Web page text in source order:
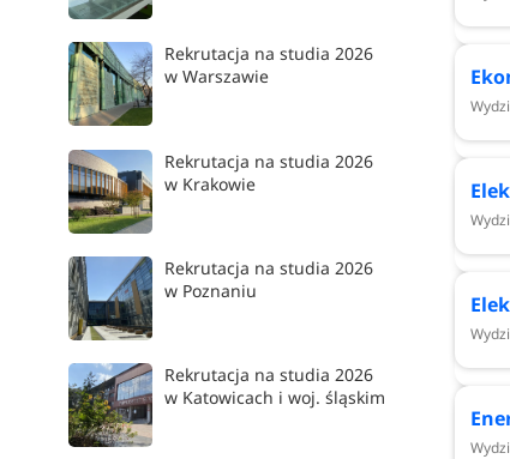
Inżynieria biomedyczna - Wydział Elektroniki,
Inżynieria biomedyczna - Wydział Fizyki
Inżynieria danych - Wydział Elektroniki,
Inżynieria danych - Wydział Zarządzania i
Inżynieria energii odnawialnej - Wydział
Inżynieria energii odnawialnej - Wydział
Inżynieria energii odnawialnej - Wydział
Inżynieria energii odnawialnej - Wydział
Inżynieria energii odnawialnej - Wydział
Inżynieria i technologie nośników energii -
Inżynieria materiałowa - Wydział Chemiczny
Inżynieria materiałowa - Wydział Fizyki
Inżynieria mechaniczno-medyczna - Wydział
Inżynieria odzysku surowców i energii -
Inżynieria środowiska - Wydział Inżynierii
Rekrutacja na studia 2026
w Warszawie
Rekrutacja na studia 2026
w Krakowie
Rekrutacja na studia 2026
w Poznaniu
Rekrutacja na studia 2026
w Katowicach i woj. śląskim